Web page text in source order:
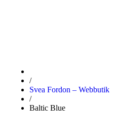
/
Svea Fordon – Webbutik
/
Baltic Blue